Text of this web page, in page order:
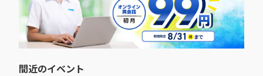
間近のイベント​